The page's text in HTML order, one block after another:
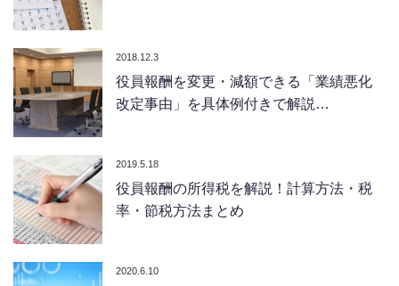
2018.12.3
役員報酬を変更・減額できる「業績悪化
改定事由」を具体例付きで解説…
2019.5.18
役員報酬の所得税を解説！計算方法・税
率・節税方法まとめ
2020.6.10